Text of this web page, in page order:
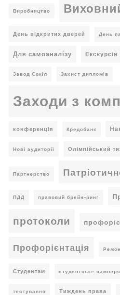
Виробництво
День відкритих дверей День
Для самоаналізу Екскурсія
Завод Сокіл Захист дипломів
Заходи з
конференція Кредобанк
Нові аудиторії Олімпійський
Партнерство
ПДД правовий брейн-ринг
протоколи
Профорієнтація
Студентам студентське
тестування Тиждень права